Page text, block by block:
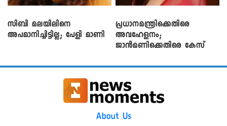
സിബി മലയിലിനെ
അപമാനിച്ചിട്ടില്ല; പേളി മാണി
പ്രധാനമന്ത്രിക്കെതിരെ
അവഹേളനം;
ജാൻമണിക്കെതിരെ കേസ്
About Us